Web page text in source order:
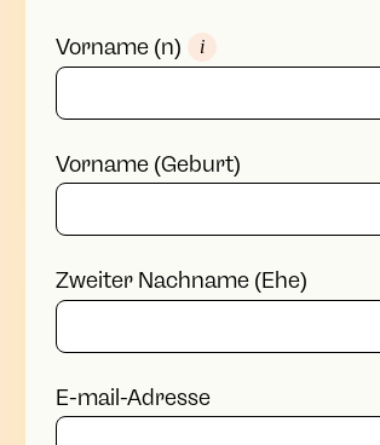
Vorname (n) i
Vorname (Geburt)
Zweiter Nachname (Ehe)
E-mail-Adresse